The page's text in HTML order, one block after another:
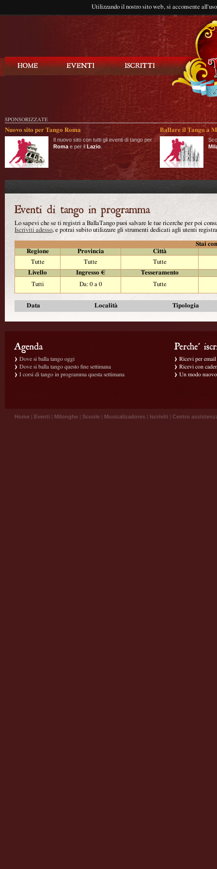
Utilizzando il nostro sito web, si acconsente
SPONSORIZZATE
Nuovo sito per Tango Roma
Il nuovo sito con tutti gli eventi di tango per
Roma e per il Lazio
Ballare il Tango a
Lo sapevi che se ti registri a BallaTango puoi salvare le tue ricerche per poi
Iscriviti adesso, e potrai subito utilizzare gli strumenti dedicati agli utenti
Stai
Regione
Provincia
Città
Tutte
Tutte
Tutte
Livello
Ingresso €
Tesseramento
Tutti
Da: 0 a 0 Tutte
Data Località Tipologia
Dove si balla tango oggi
Dove si balla tango questo fine settimana
I corsi di tango in programma questa settimana
Ricevi per
Ricevi con
Un modo
Home | Eventi | Milonghe | Scuole | Musicalizadores | Iscriviti | Centro